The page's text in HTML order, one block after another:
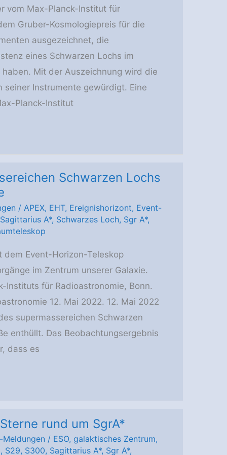
vom Max-Planck-Institut für
Gruber-Kosmologiepreis für die
ausgezeichnet, die
eines Schwarzen Lochs im
Mit der Auszeichnung wird die
seiner Instrumente gewürdigt. Eine
Planck-Institut
Schwarzen Lochs
/ APEX, EHT, Ereignishorizont, Event-
Sagittarius A*, Schwarzes Loch, Sgr A*,
dem Event-Horizon-Teleskop
im Zentrum unserer Galaxie.
Instituts für Radioastronomie, Bonn.
12. Mai 2022. 12. Mai 2022
supermassereichen Schwarzen
enthüllt. Das Beobachtungsergebnis
dass es
rund um SgrA*
Meldungen / ESO, galaktisches Zentrum,
, S29, S300, Sagittarius A*, Sgr A*,